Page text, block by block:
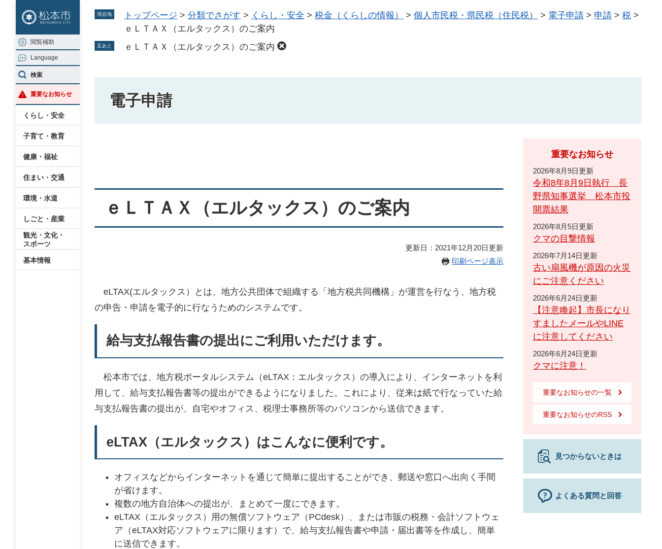
ジ
の
先
頭
で
す
ュ
ー
を
飛
ば
し
閲覧補助
Language
検索
重要なお知らせ
くらし・安全
子育て・教育
健康・福祉
住まい・交通
環境・水道
しごと・産業
観光・文化・
スポーツ
基本情報
現在地 トップページ > 分類でさがす > くらし・安全 > 税金（くらしの情報） > 個人市民税・県民税（住民税） > 電子申請 > 申請 > 税 >
ｅＬＴＡＸ（エルタックス）のご案内
足あと ｅＬＴＡＸ（エルタックス）のご案内
電子申請
ｅＬＴＡＸ（エルタックス）のご案内
更新日：2021年12月20日更新
印刷ページ表示
eLTAX(エルタックス）とは、地方公共団体で組織する「地方税共同機構」が運営を行なう、地方税
の申告・申請を電子的に行なうためのシステムです。
給与支払報告書の提出にご利用いただけます。
松本市では、地方税ポータルシステム（eLTAX：エルタックス）の導入により、インターネットを利
用して、給与支払報告書等の提出ができるようになりました。これにより、従来は紙で行なっていた給
与支払報告書の提出が、自宅やオフィス、税理士事務所等のパソコンから送信できます。
eLTAX（エルタックス）はこんなに便利です。
オフィスなどからインターネットを通じて簡単に提出することができ、郵送や窓口へ出向く手間
が省けます。
複数の地方自治体への提出が、まとめて一度にできます。
eLTAX（エルタックス）用の無償ソフトウェア（PCdesk）、または市販の税務・会計ソフトウェ
ア（eLTAX対応ソフトウェアに限ります）で、給与支払報告書や申請・届出書等を作成し、簡単
に送信できます。
重要なお知らせ
2026年8月9日更新
令和8年8月9日執行 長
野県知事選挙 松本市投
開票結果
2026年8月5日更新
クマの目撃情報
2026年7月14日更新
古い扇風機が原因の火災
にご注意ください
2026年6月24日更新
【注意喚起】市長になり
すましたメールやLINE
に注意してください
2026年6月24日更新
クマに注意！
重要なお知らせの一覧
重要なお知らせのRSS
見つからないときは
よくある質問と回答